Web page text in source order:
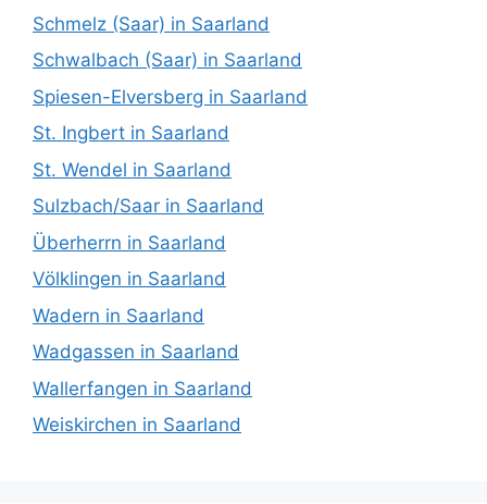
Schmelz (Saar) in Saarland
Schwalbach (Saar) in Saarland
Spiesen-Elversberg in Saarland
St. Ingbert in Saarland
St. Wendel in Saarland
Sulzbach/Saar in Saarland
Überherrn in Saarland
Völklingen in Saarland
Wadern in Saarland
Wadgassen in Saarland
Wallerfangen in Saarland
Weiskirchen in Saarland